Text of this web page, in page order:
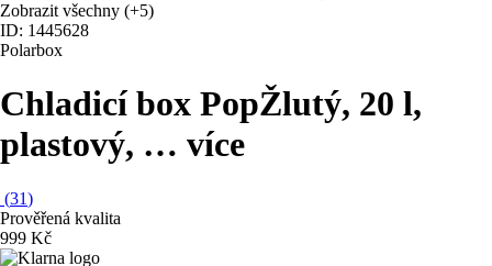
Zobrazit všechny (+5)
ID: 1445628
Polarbox
Chladicí box PopŽlutý, 20 l,
plastový, … více
(31)
Prověřená kvalita
999 Kč